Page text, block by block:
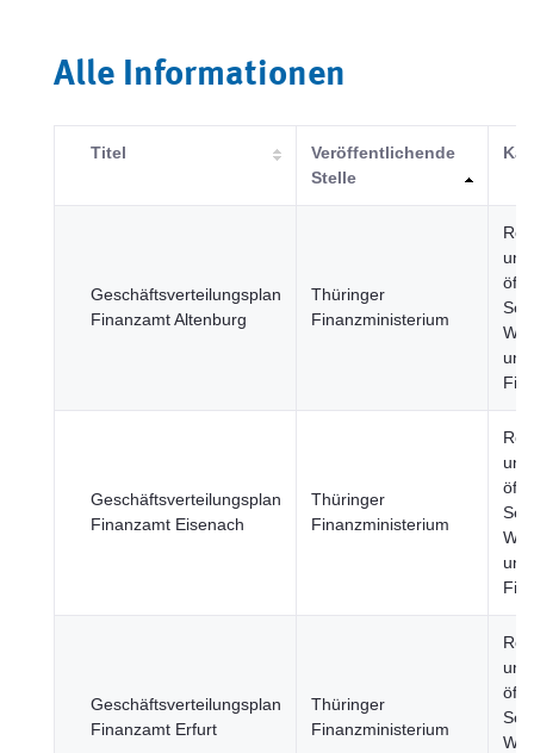
Alle Informationen
Titel
Veröffentlichende
Stelle
Geschäftsverteilungsplan
Finanzamt Altenburg
Thüringer
Finanzministerium
und
und
Geschäftsverteilungsplan
Finanzamt Eisenach
Thüringer
Finanzministerium
und
und
Geschäftsverteilungsplan
Finanzamt Erfurt
Thüringer
Finanzministerium
und